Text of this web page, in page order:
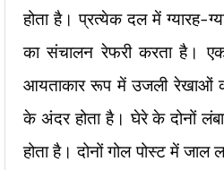
होता है। प्रत्येक दल में ग्यारह-
का संचालन रेफरी करता है।
आयताकार रूप में उजली रेखाओं
के अंदर होता है। घेरे के दोनों
होता है। दोनों गोल पोस्ट में जाल